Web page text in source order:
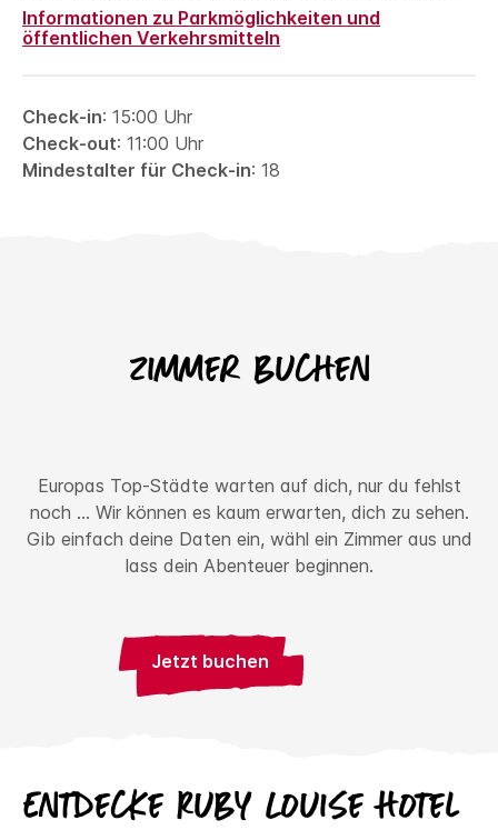
Informationen zu Parkmöglichkeiten und
öffentlichen Verkehrsmitteln
Check-in: 15:00 Uhr
Check-out: 11:00 Uhr
Mindestalter für Check-in: 18
Zimmer buchen
Europas Top-Städte warten auf dich, nur du fehlst
noch ... Wir können es kaum erwarten, dich zu sehen.
Gib einfach deine Daten ein, wähl ein Zimmer aus und
lass dein Abenteuer beginnen.
Jetzt buchen
Entdecke Ruby Louise Hotel